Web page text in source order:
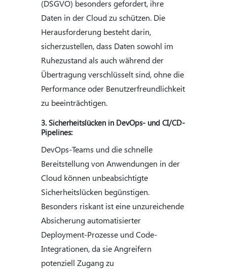
(DSGVO) besonders gefordert, ihre
Daten in der Cloud zu schützen. Die
Herausforderung besteht darin,
sicherzustellen, dass Daten sowohl im
Ruhezustand als auch während der
Übertragung verschlüsselt sind, ohne die
Performance oder Benutzerfreundlichkeit
zu beeinträchtigen.
3. Sicherheitslücken in DevOps- und CI/CD-
Pipelines:
DevOps-Teams und die schnelle
Bereitstellung von Anwendungen in der
Cloud können unbeabsichtigte
Sicherheitslücken begünstigen.
Besonders riskant ist eine unzureichende
Absicherung automatisierter
Deployment-Prozesse und Code-
Integrationen, da sie Angreifern
potenziell Zugang zu